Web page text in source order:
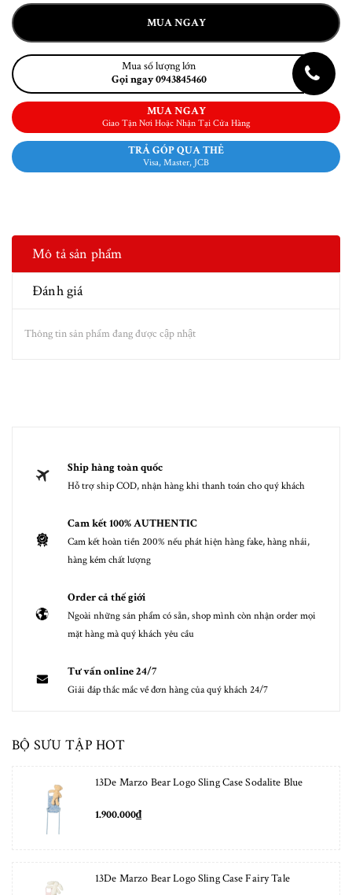
MUA NGAY
Mua số lượng lớn
Gọi ngay 0943845460
MUA NGAY
Giao Tận Nơi Hoặc Nhận Tại Cửa Hàng
TRẢ GÓP QUA THẺ
Visa, Master, JCB
Mô tả sản phẩm
Đánh giá
Thông tin sản phẩm đang được cập nhật
Ship hàng toàn quốc
Hỗ trợ ship COD, nhận hàng khi thanh toán cho quý khách
Cam kết 100% AUTHENTIC
Cam kết hoàn tiền 200% nếu phát hiện hàng fake, hàng nhái,
hàng kém chất lượng
Order cả thế giới
Ngoài những sản phẩm có sẵn, shop mình còn nhận order mọi
mặt hàng mà quý khách yêu cầu
Tư vấn online 24/7
Giải đáp thắc mắc về đơn hàng của quý khách 24/7
BỘ SƯU TẬP HOT
13De Marzo Bear Logo Sling Case Sodalite Blue
1.900.000₫
13De Marzo Bear Logo Sling Case Fairy Tale